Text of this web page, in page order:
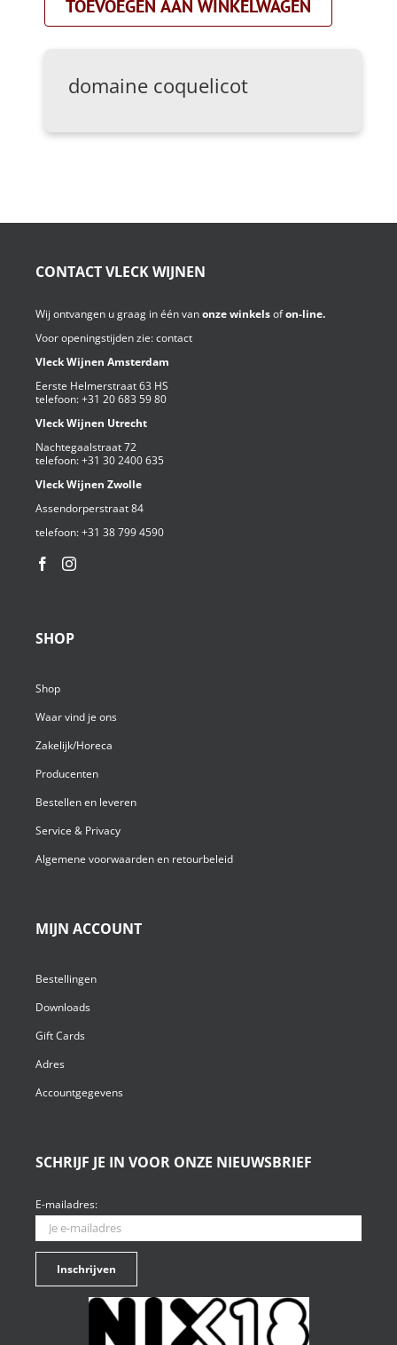
TOEVOEGEN AAN WINKELWAGEN
domaine coquelicot
CONTACT VLECK WIJNEN
Wij ontvangen u graag in één vanonze winkelsofon-line.
Voor openingstijden zie:contact
Vleck Wijnen Amsterdam
Eerste Helmerstraat 63 HS
telefoon:+31 20 683 59 80
Vleck Wijnen Utrecht
Nachtegaalstraat 72
telefoon:+31 30 2400 635
Vleck Wijnen Zwolle
Assendorperstraat 84
telefoon:+31 38 799 4590⁩
SHOP
Shop
Waar vind je ons
Zakelijk/Horeca
Producenten
Bestellen en leveren
Service & Privacy
Algemene voorwaarden en retourbeleid
MIJN ACCOUNT
Bestellingen
Downloads
Gift Cards
Adres
Accountgegevens
SCHRIJF JE IN VOOR ONZE NIEUWSBRIEF
E-mailadres: